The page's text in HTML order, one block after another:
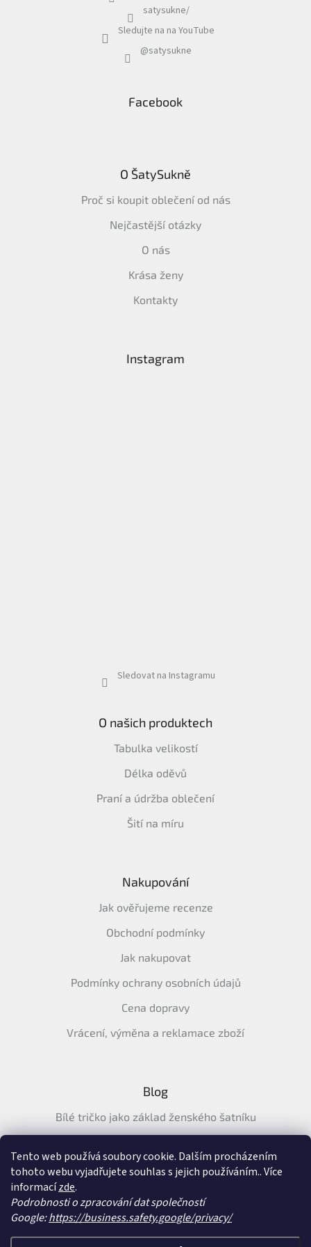
Tento web používá soubory cookie. Dalším procházením
tohoto webu vyjadřujete souhlas s jejich používáním.. Více
informacízde.
Podrobnosti o zpracování dat společností
Google:https://business.safety.google/privacy/
satysukne/
Sledujte na na YouTube
@satysukne
Facebook
O ŠatySukně
Proč si koupit oblečení od nás
Nejčastější otázky
O nás
Krása ženy
Kontakty
Instagram
Sledovat na Instagramu
O našich produktech
Tabulka velikostí
Délka oděvů
Praní a údržba oblečení
Šití na míru
Nakupování
Jak ověřujeme recenze
Obchodní podmínky
Jak nakupovat
Podmínky ochrany osobních údajů
Cena dopravy
Vrácení, výměna a reklamace zboží
Blog
Bílé tričko jako základ ženského šatníku
tričko na léto
Průvodce letními šaty: pohodlné, vzdušné a ženské šaty na